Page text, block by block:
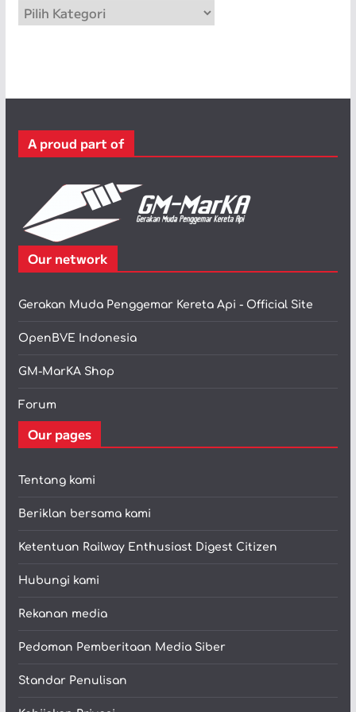
a
r
A proud part of
Our network
Gerakan Muda Penggemar Kereta Api - Official Site
OpenBVE Indonesia
GM-MarKA Shop
Forum
Our pages
Tentang kami
Beriklan bersama kami
Ketentuan Railway Enthusiast Digest Citizen
Hubungi kami
Rekanan media
Pedoman Pemberitaan Media Siber
Standar Penulisan